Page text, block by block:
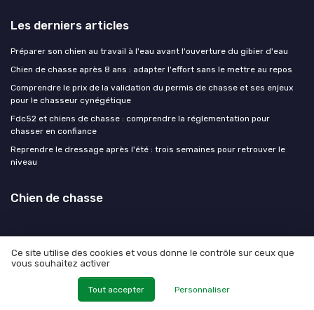
Les derniers articles
Préparer son chien au travail à l'eau avant l'ouverture du gibier d'eau
Chien de chasse après 8 ans : adapter l'effort sans le mettre au repos
Comprendre le prix de la validation du permis de chasse et ses enjeux
pour le chasseur cynégétique
Fdc52 et chiens de chasse : comprendre la réglementation pour
chasser en confiance
Reprendre le dressage après l'été : trois semaines pour retrouver le
niveau
Chien de chasse
Mentions légales
© Chien de chasse 2026
Ce site utilise des cookies et vous donne le contrôle sur ceux que
vous souhaitez activer
Tout accepter Personnaliser